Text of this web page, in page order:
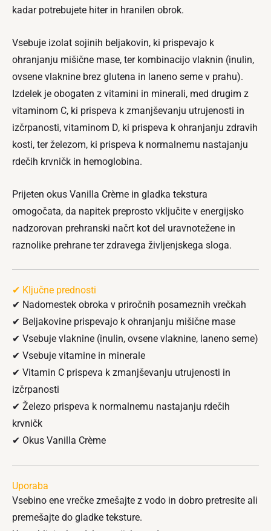
kadar potrebujete hiter in hranilen obrok.
Vsebuje izolat sojinih beljakovin, ki prispevajo k
ohranjanju mišične mase, ter kombinacijo vlaknin (inulin,
ovsene vlaknine brez glutena in laneno seme v prahu).
Izdelek je obogaten z vitamini in minerali, med drugim z
vitaminom C, ki prispeva k zmanjševanju utrujenosti in
izčrpanosti, vitaminom D, ki prispeva k ohranjanju zdravih
kosti, ter železom, ki prispeva k normalnemu nastajanju
rdečih krvničk in hemoglobina.
Prijeten okus Vanilla Crème in gladka tekstura
omogočata, da napitek preprosto vključite v energijsko
nadzorovan prehranski načrt kot del uravnotežene in
raznolike prehrane ter zdravega življenjskega sloga.
✔ Ključne prednosti
✔ Nadomestek obroka v priročnih posameznih vrečkah
✔ Beljakovine prispevajo k ohranjanju mišične mase
✔ Vsebuje vlaknine (inulin, ovsene vlaknine, laneno seme)
✔ Vsebuje vitamine in minerale
✔ Vitamin C prispeva k zmanjševanju utrujenosti in
izčrpanosti
✔ Železo prispeva k normalnemu nastajanju rdečih
krvničk
✔ Okus Vanilla Crème
Uporaba
Vsebino ene vrečke zmešajte z vodo in dobro pretresite ali
premešajte do gladke teksture.